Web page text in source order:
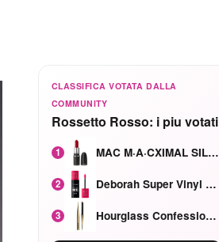
CLASSIFICA VOTATA DALLA
COMMUNITY
Rossetto Rosso: i piu votati
1 MAC M·A·CXIMAL SILKY MATTE Red Rock mat
2 Deborah Super Vinyl Shake Rosa Ciliegia
3 Hourglass Confession Ricaricabile Ultra Preciso Ad Alta Intensità Secretly Classic Red